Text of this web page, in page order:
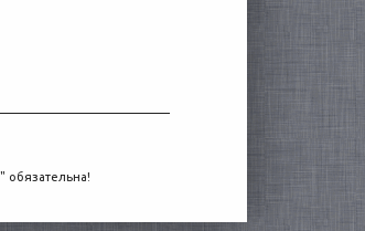
" обязательна!